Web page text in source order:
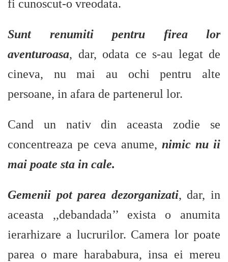
fi cunoscut-o vreodata.
Sunt renumiti pentru firea lor
aventuroasa, dar, odata ce s-au legat de
cineva, nu mai au ochi pentru alte
persoane, in afara de partenerul lor.
Cand un nativ din aceasta zodie se
concentreaza pe ceva anume, nimic nu ii
mai poate sta in cale.
Gemenii pot parea dezorganizati, dar, in
aceasta ,,debandada’’ exista o anumita
ierarhizare a lucrurilor. Camera lor poate
parea o mare harababura, insa ei mereu